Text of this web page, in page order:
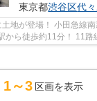
東京都渋谷区代
地が登場！ 小田急線
から徒歩約11分！ 11路
1～3 区画を表示